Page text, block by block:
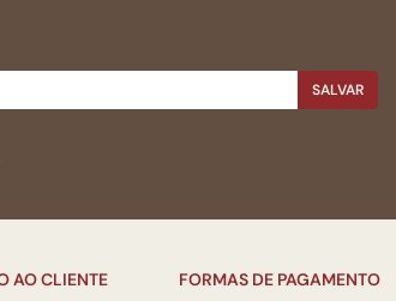
SALVAR
AO CLIENTE FORMAS DE PAGAMENTO